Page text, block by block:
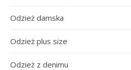
Odzież damska
Odzież plus size
Odzież z denimu